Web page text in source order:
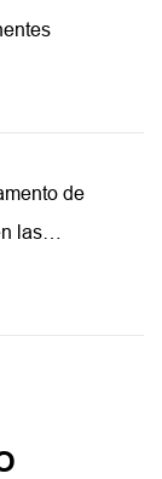
de
las